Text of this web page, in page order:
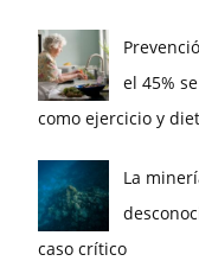
el 45%
como ejercicio y
La
caso crítico